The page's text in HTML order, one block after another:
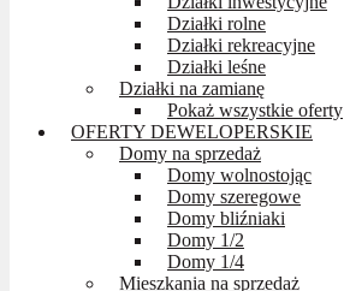
Działki rolne
Działki rekreacyjne
Działki leśne
Działki na zamianę
Pokaż wszystkie oferty
OFERTY DEWELOPERSKIE
Domy na sprzedaż
Domy wolnostojąc
Domy szeregowe
Domy bliźniaki
Domy 1/2
Domy 1/4
Mieszkania na sprzedaż